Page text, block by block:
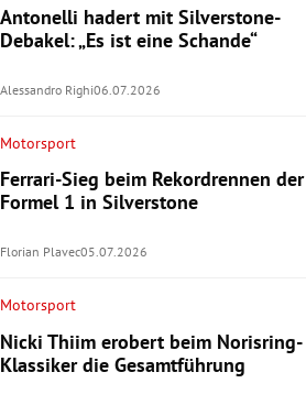
Antonelli hadert mit Silverstone-
Debakel: „Es ist eine Schande“
Alessandro Righi06.07.2026
Motorsport
Ferrari-Sieg beim Rekordrennen der
Formel 1 in Silverstone
Florian Plavec05.07.2026
Motorsport
Nicki Thiim erobert beim Norisring-
Klassiker die Gesamtführung